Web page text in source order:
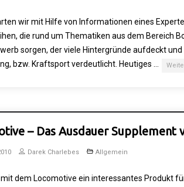
wir mit Hilfe von Informationen eines
die rund um Thematiken aus dem Bereich
sorgen, der viele Hintergründe aufdeckt
bzw. Kraftsport verdeutlicht. Heutiges …
– Das Ausdauer Supplement
Darek Charlebes Allgemein
dem Locomotive ein interessantes Produkt